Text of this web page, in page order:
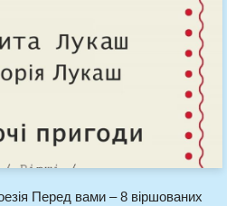
Перед вами – 8 віршованих